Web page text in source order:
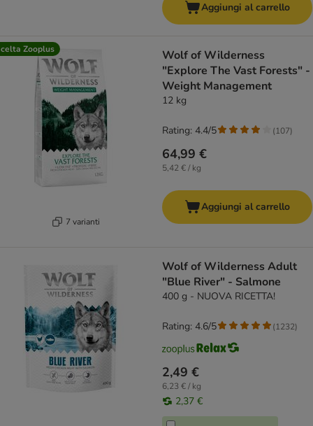
Aggiungi al carrello
Zooplus
7 varianti
Wolf of Wilderness
"Explore The Vast Forests" -
Weight Management
12 kg
64,99 €
5,42 € / kg
Rating: 4.4/5 (107)
Aggiungi al carrello
Wolf of Wilderness Adult
"Blue River" - Salmone
400 g - NUOVA RICETTA!
2,49 €
6,23 € / kg
2,37 €
Rating: 4.6/5 (1232)